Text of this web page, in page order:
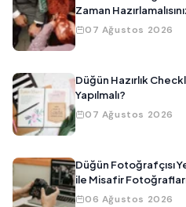
Zaman
07 Ağustos 2026
Düğün Hazırlık
Yapılmalı?
07 Ağustos 2026
Düğün Fotoğrafçısı
ile Misafir
06 Ağustos 2026